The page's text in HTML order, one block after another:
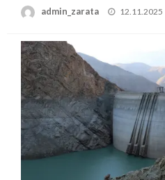
admin_zarata
Posted
12.11.2025